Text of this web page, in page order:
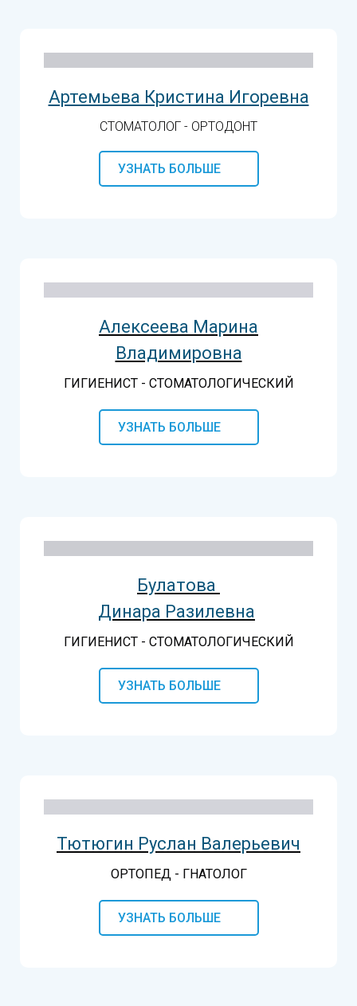
Артемьева Кристина Игоревна
СТОМАТОЛОГ - ОРТОДОНТ
УЗНАТЬ БОЛЬШЕ
Алексеева Марина
Владимировна
ГИГИЕНИСТ - СТОМАТОЛОГИЧЕСКИЙ
УЗНАТЬ БОЛЬШЕ
Булатова
Динара Разилевна
ГИГИЕНИСТ - СТОМАТОЛОГИЧЕСКИЙ
УЗНАТЬ БОЛЬШЕ
Тютюгин Руслан Валерьевич
ОРТОПЕД - ГНАТОЛОГ
УЗНАТЬ БОЛЬШЕ